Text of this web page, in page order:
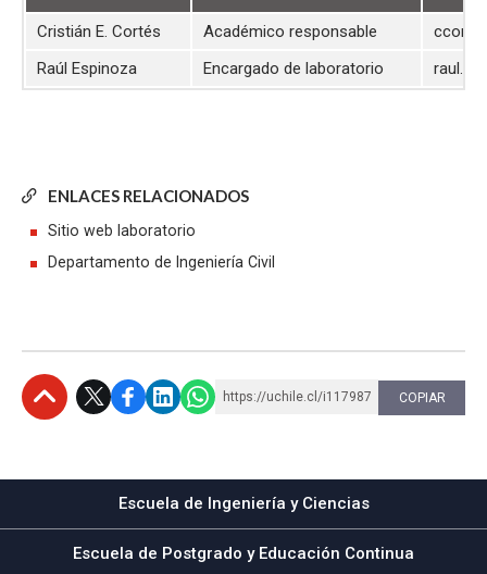
ENLACES RELACIONADOS
Sitio web laboratorio
Departamento de Ingeniería Civil
Cristián E. Cortés Académico responsable
Raúl Espinoza
Encargado de laboratorio
https://uchile.cl/i117987 COPIAR
Escuela de Ingeniería y Ciencias
Escuela de Postgrado y Educación Continua